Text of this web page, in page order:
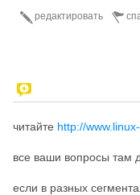
редактировать
читайте http://
все ваши вопросы там
если в разных